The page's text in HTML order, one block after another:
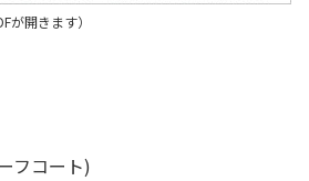
が開きます）
フコート)